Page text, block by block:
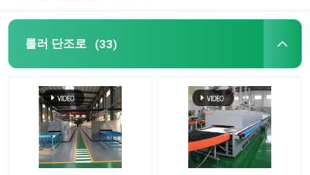
롤러허스 킬른
소성가마
롤러 단조로 (33)